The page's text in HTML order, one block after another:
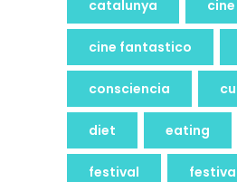
catalunya
cine fantastico
consciencia
diet eating
festival